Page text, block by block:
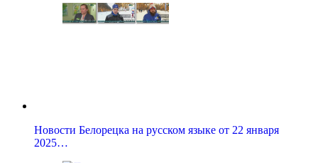
Новости Белорецка на русском языке от 22 января
2025…